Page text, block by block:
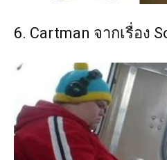
6. Cartman จากเรื่อง